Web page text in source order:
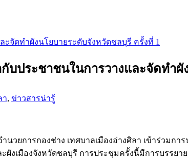
จัดทำผังนโยบายระดับจังหวัดชลบุรี ครั้งที่ 1
ประชาชนในการวางและจัดทำ
า, ข่าวสารน่ารู้
วยการกองช่าง เทศบาลเมืองอ่างศิลา เข้าร่วม
งเมืองจังหวัดชลบุรี การประชุมครั้งนี้มีการบรรยา